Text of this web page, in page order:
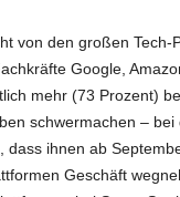
von den großen
Google,
mehr (73 Prozent)
schwermachen –
ihnen ab
Geschäft